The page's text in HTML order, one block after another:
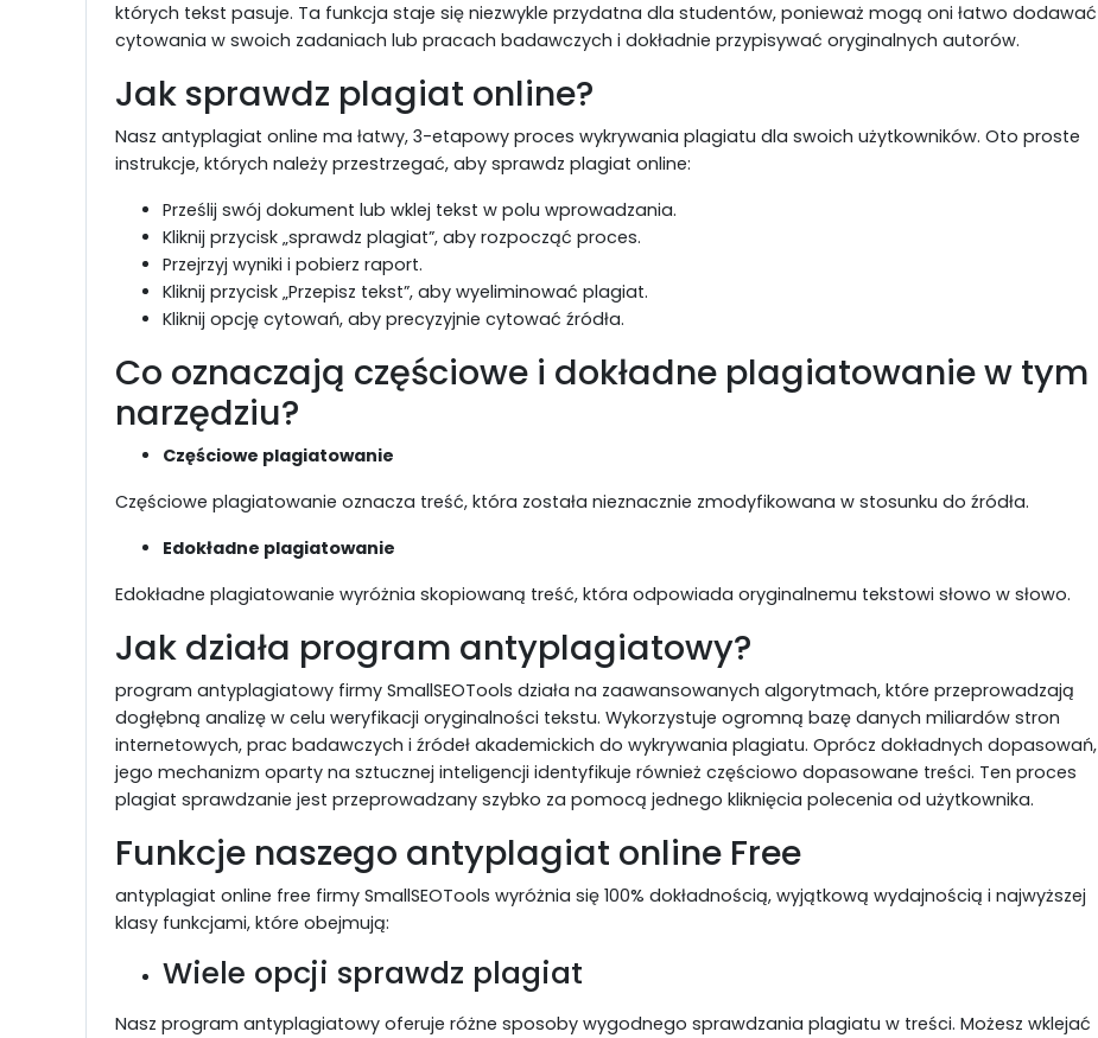
których tekst pasuje. Ta funkcja staje się niezwykle przydatna dla studentów, ponieważ mogą oni łatwo dodawać
cytowania w swoich zadaniach lub pracach badawczych i dokładnie przypisywać oryginalnych autorów.
Jak sprawdz plagiat online?
Nasz antyplagiat online ma łatwy, 3-etapowy proces wykrywania plagiatu dla swoich użytkowników. Oto proste
instrukcje, których należy przestrzegać, aby sprawdz plagiat online:
Prześlij swój dokument lub wklej tekst w polu wprowadzania.
Kliknij przycisk „sprawdz plagiat”, aby rozpocząć proces.
Przejrzyj wyniki i pobierz raport.
Kliknij przycisk „Przepisz tekst”, aby wyeliminować plagiat.
Kliknij opcję cytowań, aby precyzyjnie cytować źródła.
Co oznaczają częściowe i dokładne plagiatowanie w tym
narzędziu?
Częściowe plagiatowanie
Częściowe plagiatowanie oznacza treść, która została nieznacznie zmodyfikowana w stosunku do źródła.
Edokładne plagiatowanie
Edokładne plagiatowanie wyróżnia skopiowaną treść, która odpowiada oryginalnemu tekstowi słowo w słowo.
Jak działa program antyplagiatowy?
program antyplagiatowy firmy SmallSEOTools działa na zaawansowanych algorytmach, które przeprowadzają
dogłębną analizę w celu weryfikacji oryginalności tekstu. Wykorzystuje ogromną bazę danych miliardów stron
internetowych, prac badawczych i źródeł akademickich do wykrywania plagiatu. Oprócz dokładnych dopasowań,
jego mechanizm oparty na sztucznej inteligencji identyfikuje również częściowo dopasowane treści. Ten proces
plagiat sprawdzanie jest przeprowadzany szybko za pomocą jednego kliknięcia polecenia od użytkownika.
Funkcje naszego antyplagiat online Free
antyplagiat online free firmy SmallSEOTools wyróżnia się 100% dokładnością, wyjątkową wydajnością i najwyższej
klasy funkcjami, które obejmują:
Wiele opcji sprawdz plagiat
Nasz program antyplagiatowy oferuje różne sposoby wygodnego sprawdzania plagiatu w treści. Możesz wklejać